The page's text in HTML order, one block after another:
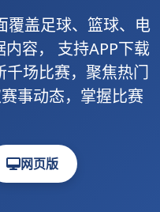
覆盖足球、篮球、电
内容， 支持APP下载
千场比赛，聚焦热门
事动态，掌握比赛
网页版